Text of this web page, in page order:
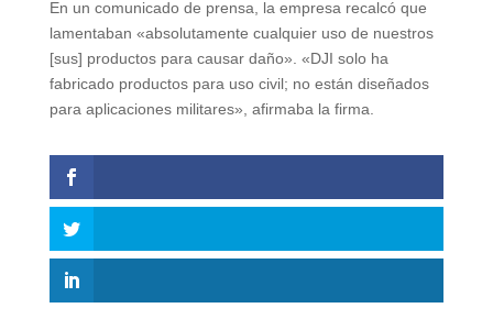
En un comunicado de prensa, la empresa recalcó que
lamentaban «absolutamente cualquier uso de nuestros
[sus] productos para causar daño». «DJI solo ha
fabricado productos para uso civil; no están diseñados
para aplicaciones militares», afirmaba la firma.